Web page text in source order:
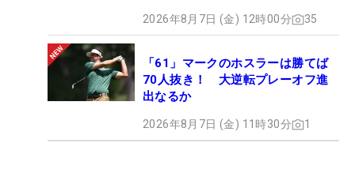
2026年8月7日 (金) 12時00分 35
「61」マークのホスラーは勝てば
70人抜き！ 大逆転プレーオフ進
出なるか
2026年8月7日 (金) 11時30分 1